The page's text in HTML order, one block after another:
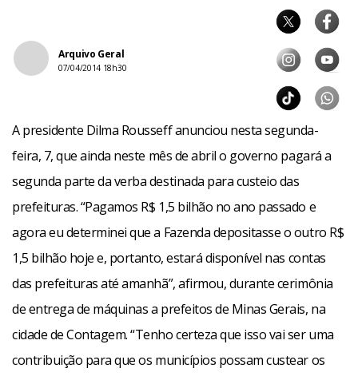
Arquivo Geral
07/04/2014 18h30
A presidente Dilma Rousseff anunciou nesta segunda-
feira, 7, que ainda neste mês de abril o governo pagará a
segunda parte da verba destinada para custeio das
prefeituras. “Pagamos R$ 1,5 bilhão no ano passado e
agora eu determinei que a Fazenda depositasse o outro R$
1,5 bilhão hoje e, portanto, estará disponível nas contas
das prefeituras até amanhã”, afirmou, durante cerimônia
de entrega de máquinas a prefeitos de Minas Gerais, na
cidade de Contagem. “Tenho certeza que isso vai ser uma
contribuição para que os municípios possam custear os